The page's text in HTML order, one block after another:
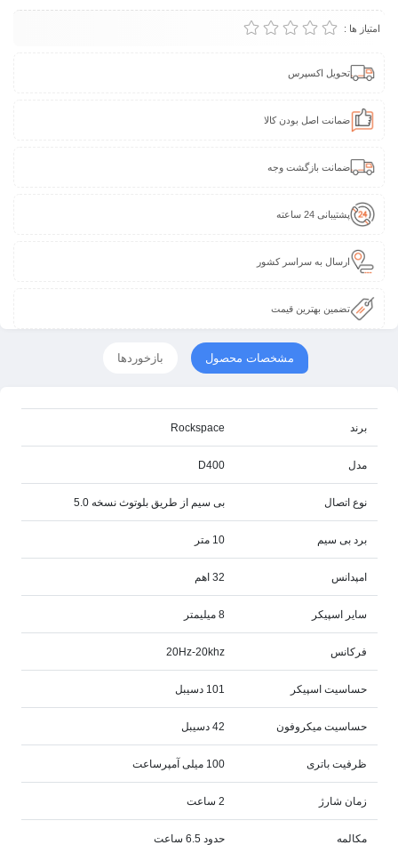
امتیاز ها :
تحویل اکسپرس
ضمانت اصل بودن کالا
ضمانت بازگشت وجه
پشتیبانی 24 ساعته
ارسال به سراسر کشور
تضمین بهترین قیمت
مشخصات محصول بازخوردها
برند Rockspace
مدل D400
نوع اتصال بی سیم از طریق بلوتوث نسخه 5.0
برد بی سیم 10 متر
امپدانس 32 اهم
سایر اسپیکر 8 میلیمتر
فرکانس 20Hz-20khz
حساسیت اسپیکر 101 دسیبل
حساسیت میکروفون 42 دسیبل
ظرفیت باتری 100 میلی آمپرساعت
زمان شارژ 2 ساعت
مکالمه حدود 6.5 ساعت